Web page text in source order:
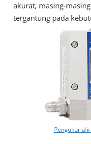
akurat, masing-
tergantung pada
Pengukur